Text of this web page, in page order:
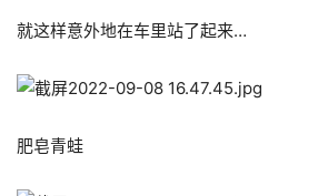
就这样意外地在车里站了起来…
肥皂青蛙